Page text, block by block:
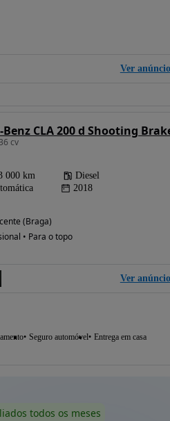
Ver
cv
000 km
Diesel
2018
(Braga)
• Para o topo
Ver
Seguro automóvel Entrega em casa
todos os meses